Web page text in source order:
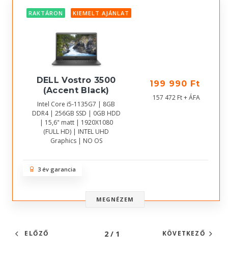
RAKTÁRON KIEMELT AJÁNLAT
DELL Vostro 3500
(Accent Black)
Intel Core i5-1135G7 | 8GB
DDR4 | 256GB SSD | 0GB HDD
| 15,6" matt | 1920X1080
(FULL HD) | INTEL UHD
Graphics | NO OS
199 990 Ft
157 472 Ft + ÁFA
3 év garancia
MEGNÉZEM
ELŐZŐ 2 / 1 KÖVETKEZŐ